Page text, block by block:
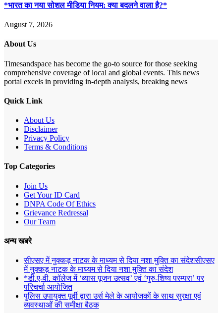
*भारत का नया सोशल मीडिया नियम: क्या बदलने वाला है?*
August 7, 2026
About Us
Timesandspace has become the go-to source for those seeking
comprehensive coverage of local and global events. This news
portal excels in providing in-depth analysis, breaking news
Quick Link
About Us
Disclaimer
Privacy Policy
Terms & Conditions
Top Categories
Join Us
Get Your ID Card
DNPA Code Of Ethics
Grievance Redressal
Our Team
अन्य खबरे
सीएसए में नुक्कड़ नाटक के माध्यम से दिया नशा मुक्ति का संदेशसीएसए
में नुक्कड़ नाटक के माध्यम से दिया नशा मुक्ति का संदेश
*डी.ए-वी. कॉलेज में ‘व्यास पूजन उत्सव’ एवं ‘गुरु-शिष्य परम्परा’ पर
परिचर्चा आयोजित
पुलिस उपायुक्त पूर्वी द्वारा उर्स मेले के आयोजकों के साथ सुरक्षा एवं
व्यवस्थाओं की समीक्षा बैठक